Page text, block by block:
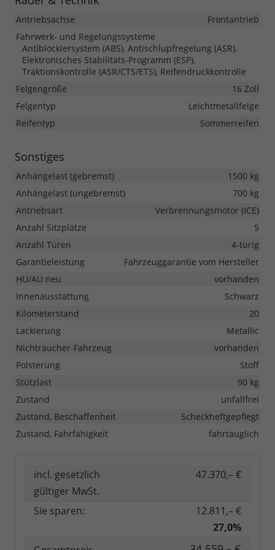
Antriebsachse
Frontantrieb
Fahrwerk- und Regelungssysteme
Antiblockiersystem (ABS), Antischlupfregelung (ASR),
Elektronisches Stabilitäts-Programm (ESP),
Traktionskontrolle (ASR/CTS/ETS), Reifendruckkontrolle
Felgengröße
16 Zoll
Felgentyp
Leichtmetallfelge
Reifentyp
Sommerreifen
Sonstiges
Anhängelast (gebremst)
1500 kg
Anhängelast (ungebremst)
700 kg
Antriebsart
Verbrennungsmotor (ICE)
Anzahl Sitzplätze
5
Anzahl Türen
4-türig
Garantieleistung
Fahrzeuggarantie vom Hersteller
HU/AU neu
vorhanden
Innenausstattung
Schwarz
Kilometerstand
20
Lackierung
Metallic
Nichtraucher-Fahrzeug
vorhanden
Polsterung
Stoff
Stützlast
90 kg
Zustand
unfallfrei
Zustand, Beschaffenheit
Scheckheftgepflegt
Zustand, Fahrfähigkeit
fahrtauglich
incl. gesetzlich
gültiger MwSt.
47.370,– €
Sie sparen:
12.811,– €
27,0%